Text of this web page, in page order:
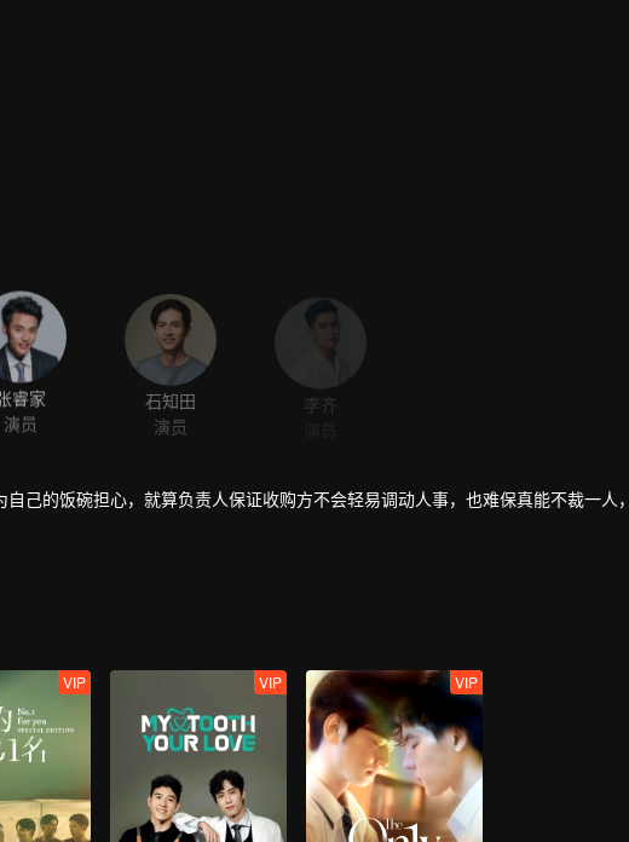
睿家
演员
石知田
演员
李齐
演员
己的饭碗担心，就算负责人保证收购方不会轻易调动人事，也难保真能不裁一人，
软”的周家大刀王?
两个男孩成长为男人，也足够周书逸认清年少轻狂的感情？不服输的他也决定，他
的骄傲！
VIP VIP VIP